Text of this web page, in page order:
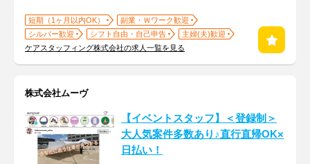
短期（1ヶ月以内OK）
副業・Ｗワーク歓迎
シルバー歓迎
シフト自由・自己申告
主婦(夫)歓迎
ケアスタッフィング株式会社の求人一覧を見る
株式会社ムーヴ
【イベントスタッフ】＜登録制＞
大人気案件多数あり♪直行直帰OK×
日払い！